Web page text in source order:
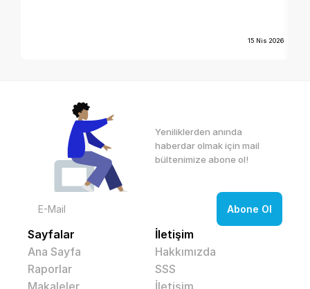
15 Nis 2026
Sayfalar
Ana Sayfa
Raporlar
Makaleler
İletişim
Hakkımızda
SSS
İletişim
Yeniliklerden anında
haberdar olmak için mail
bültenimize abone ol!